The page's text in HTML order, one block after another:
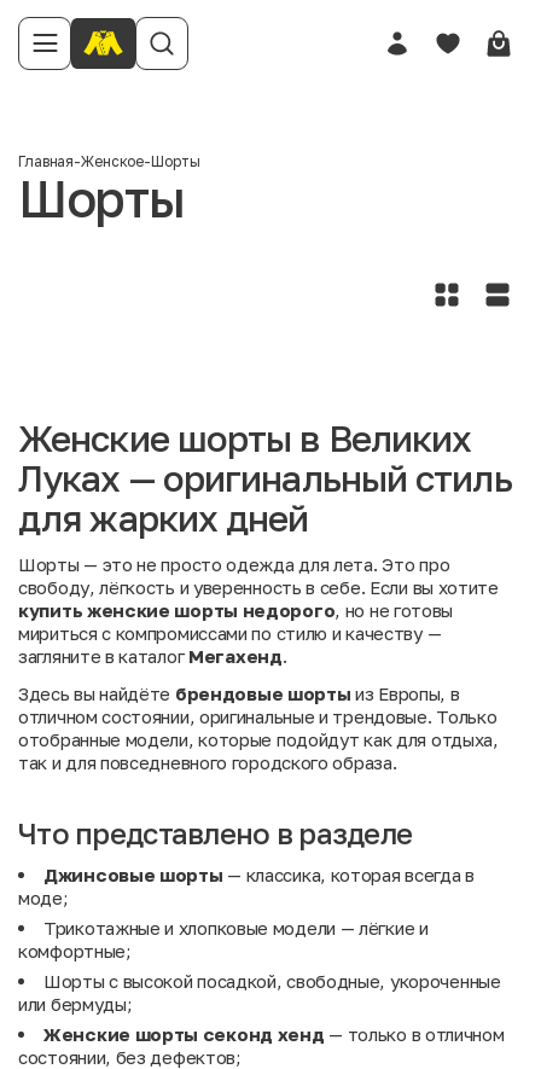
Главная-Женское-Шорты
Шорты
Женские шорты в Великих
Луках — оригинальный стиль
для жарких дней
Шорты — это не просто одежда для лета. Это про
свободу, лёгкость и уверенность в себе. Если вы хотите
купить женские шорты недорого, но не готовы
мириться с компромиссами по стилю и качеству —
загляните в каталогМегахенд.
Здесь вы найдёте брендовые шорты из Европы, в
отличном состоянии, оригинальные и трендовые. Только
отобранные модели, которые подойдут как для отдыха,
так и для повседневного городского образа.
Что представлено в разделе
Джинсовые шорты — классика, которая всегда в
моде;
Трикотажные и хлопковые модели — лёгкие и
комфортные;
Шорты с высокой посадкой, свободные, укороченные
или бермуды;
Женские шорты секонд хенд — только в отличном
состоянии, без дефектов;